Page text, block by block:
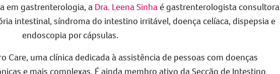
em gastrenterologia, a Dra. Leena Sinhaé gastrenterologista consultora
intestinal, síndroma do intestino irritável, doença celíaca, dispepsia e
endoscopia por cápsulas.
Care, uma clínica dedicada à assistência de pessoas com doenças
e mais complexas. É ainda membro ativo da Secção de Intestino